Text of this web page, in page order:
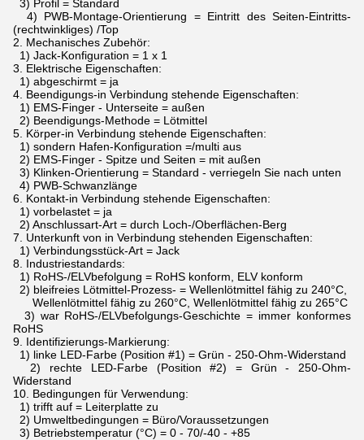
3) Profil = Standard
4) PWB-Montage-Orientierung = Eintritt des Seiten-Eintritts-
(rechtwinkliges) /Top
2. Mechanisches Zubehör:
1) Jack-Konfiguration = 1 x 1
3. Elektrische Eigenschaften:
1) abgeschirmt = ja
4. Beendigungs-in Verbindung stehende Eigenschaften:
1) EMS-Finger - Unterseite = außen
2) Beendigungs-Methode = Lötmittel
5. Körper-in Verbindung stehende Eigenschaften:
1) sondern Hafen-Konfiguration =/multi aus
2) EMS-Finger - Spitze und Seiten = mit außen
3) Klinken-Orientierung = Standard - verriegeln Sie nach unten
4) PWB-Schwanzlänge
6. Kontakt-in Verbindung stehende Eigenschaften:
1) vorbelastet = ja
2) Anschlussart-Art = durch Loch-/Oberflächen-Berg
7. Unterkunft von in Verbindung stehenden Eigenschaften:
1) Verbindungsstück-Art = Jack
8. Industriestandards:
1) RoHS-/ELVbefolgung = RoHS konform, ELV konform
2) bleifreies Lötmittel-Prozess- = Wellenlötmittel fähig zu 240°C,
Wellenlötmittel fähig zu 260°C, Wellenlötmittel fähig zu 265°C
3) war RoHS-/ELVbefolgungs-Geschichte = immer konformes
RoHS
9. Identifizierungs-Markierung:
1) linke LED-Farbe (Position #1) = Grün - 250-Ohm-Widerstand
2) rechte LED-Farbe (Position #2) = Grün - 250-Ohm-
Widerstand
10. Bedingungen für Verwendung:
1) trifft auf = Leiterplatte zu
2) Umweltbedingungen = Büro/Voraussetzungen
3) Betriebstemperatur (°C) = 0 - 70/-40 - +85